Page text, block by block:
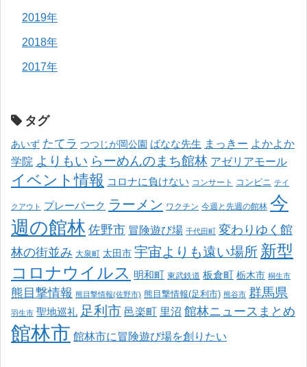
2019年
2018年
2017年
タグ
あいず たてラ つつじが岡公園 ばなな先生 まっきー よかよか
学院 よりもい らーめんのまち館林 アゼリアモール
イベント情報 コロナに負けない コンサート コンビニ テイ
クアウト プレーパーク ラーメン ワクチン 今週と先週の館林 今
週の館林 佐野市 冒険遊び場 千代田町 変わりゆく館
林の街並み 大泉町 太田市 宇宙よりも遠い場所 新型
コロナウイルス 明和町 東武鉄道 板倉町 栃木市 桐生市
熊目撃情報 熊目撃情報(佐野市) 熊目撃情報(足利市) 熊谷市 群馬県
羽生市 聖地巡礼 足利市 邑楽町 里沼 館林ニュースまとめ
館林市 館林市に冒険遊び場を創りたい